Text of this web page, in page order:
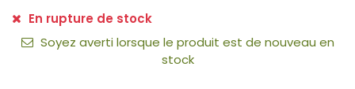
En rupture de stock
Soyez averti lorsque le produit est de nouveau en
stock